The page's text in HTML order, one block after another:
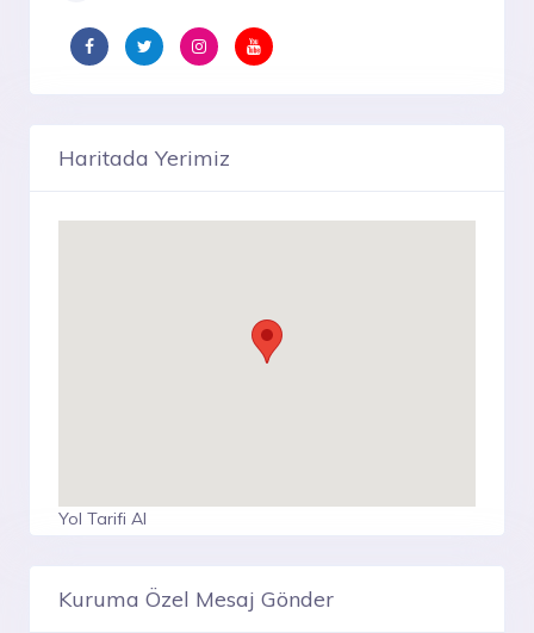
Haritada Yerimiz
Yol Tarifi Al
Kuruma Özel Mesaj Gönder